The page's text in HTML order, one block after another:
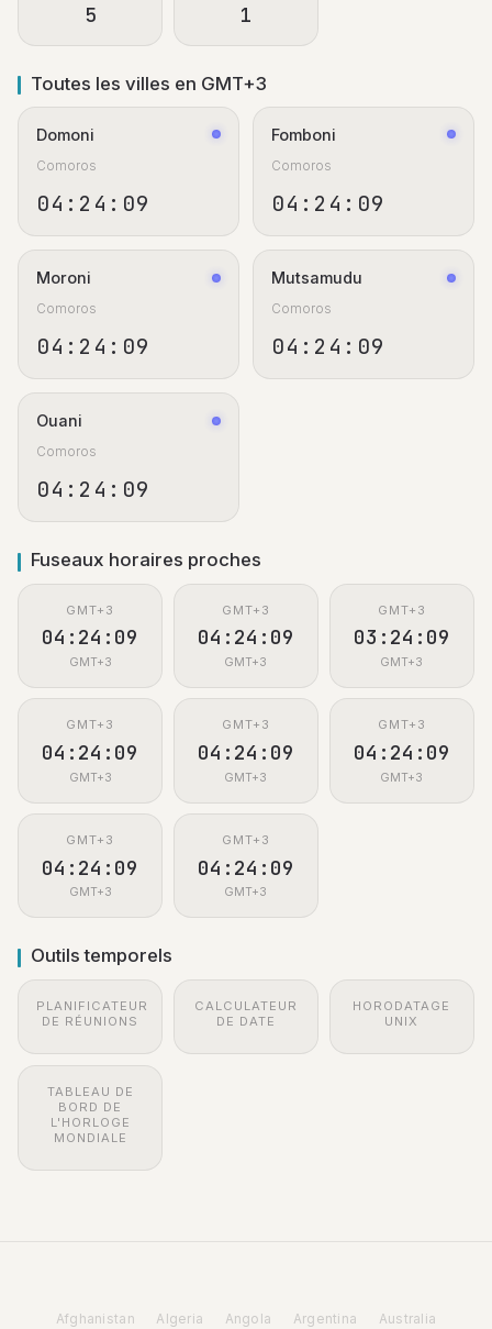
5 1
Toutes les villes en GMT+3
Domoni
Comoros
04:24:09
Fomboni
Comoros
04:24:09
Moroni
Comoros
04:24:09
Mutsamudu
Comoros
04:24:09
Ouani
Comoros
04:24:09
Fuseaux horaires proches
GMT+3
04:24:09
GMT+3
GMT+3
04:24:09
GMT+3
GMT+3
03:24:09
GMT+3
GMT+3
04:24:09
GMT+3
GMT+3
04:24:09
GMT+3
GMT+3
04:24:09
GMT+3
GMT+3
04:24:09
GMT+3
GMT+3
04:24:09
GMT+3
Outils temporels
PLANIFICATEUR
DE RÉUNIONS
CALCULATEUR
DE DATE
HORODATAGE
UNIX
TABLEAU DE
BORD DE
L'HORLOGE
MONDIALE
Afghanistan Algeria Angola Argentina Australia